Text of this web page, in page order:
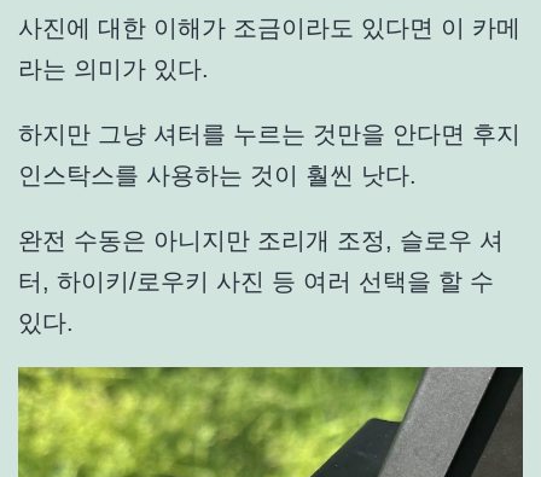
사진에 대한 이해가 조금이라도 있다면 이 카메
라는 의미가 있다.
하지만 그냥 셔터를 누르는 것만을 안다면 후지
인스탁스를 사용하는 것이 훨씬 낫다.
완전 수동은 아니지만 조리개 조정, 슬로우 셔
터, 하이키/로우키 사진 등 여러 선택을 할 수
있다.